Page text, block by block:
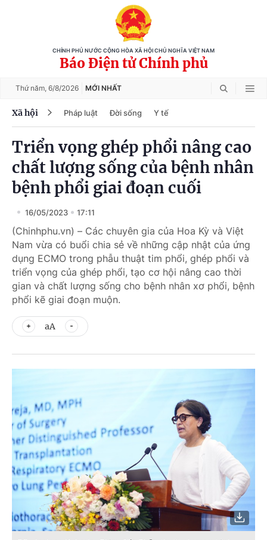
CHÍNH PHỦ NƯỚC CỘNG HÒA XÃ HỘI CHỦ NGHĨA VIỆT NAM
Báo Điện tử Chính phủ
Thứ năm, 6/8/2026 MỚI NHẤT
Xã hội Pháp luật Đời sống Y tế
Triển vọng ghép phổi nâng cao
chất lượng sống của bệnh nhân
bệnh phổi giai đoạn cuối
16/05/2023 17:11
(Chinhphu.vn) – Các chuyên gia của Hoa Kỳ và Việt
Nam vừa có buổi chia sẻ về những cập nhật của ứng
dụng ECMO trong phẫu thuật tim phổi, ghép phổi và
triển vọng của ghép phổi, tạo cơ hội nâng cao thời
gian và chất lượng sống cho bệnh nhân xơ phổi, bệnh
phổi kẽ giai đoạn muộn.
aA